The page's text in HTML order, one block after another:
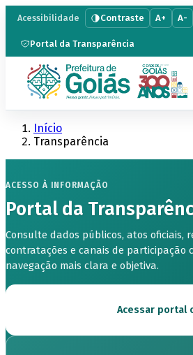
Acessibilidade Contraste A+ A-
Portal da Transparência
Início
Transparência
ACESSO À INFORMAÇÃO
Portal da
Consulte dados públicos, atos oficiais,
contratações e canais de participação
navegação mais clara e objetiva.
Acessar portal